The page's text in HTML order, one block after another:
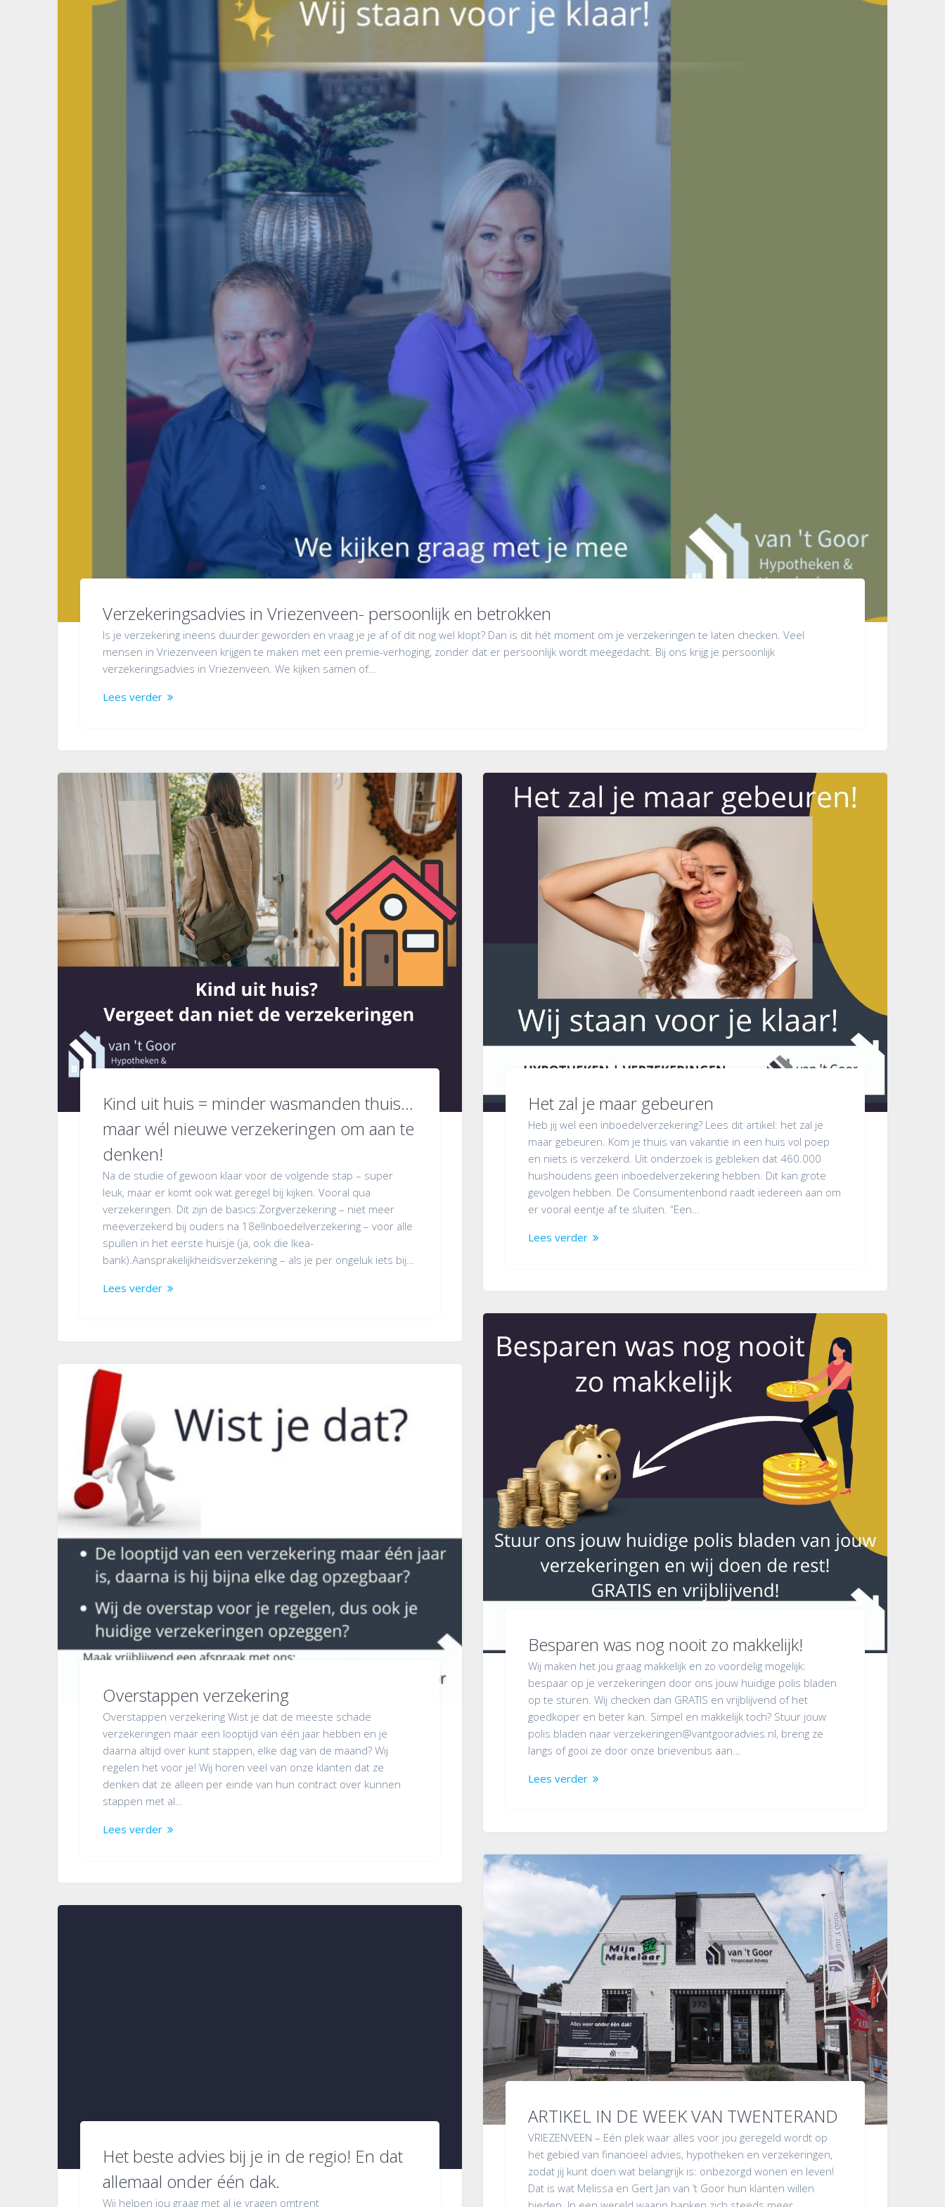
Verzekeringsadvies in Vriezenveen- persoonlijk en betrokken
Is je verzekering ineens duurder geworden en vraag je je af of dit nog wel klopt? Dan is dit hét moment om je verzekeringen te laten checken. Veel
mensen in Vriezenveen krijgen te maken met een premie-verhoging, zonder dat er persoonlijk wordt meegedacht. Bij ons krijg je persoonlijk
verzekeringsadvies in Vriezenveen. We kijken samen of…
Lees verder
Kind uit huis = minder wasmanden thuis…
maar wél nieuwe verzekeringen om aan te
denken!
Na de studie of gewoon klaar voor de volgende stap – super
leuk, maar er komt ook wat geregel bij kijken. Vooral qua
verzekeringen. Dit zijn de basics:Zorgverzekering – niet meer
meeverzekerd bij ouders na 18e!Inboedelverzekering – voor alle
spullen in het eerste huisje (ja, ook die Ikea-
bank).Aansprakelijkheidsverzekering – als je per ongeluk iets bij…
Lees verder
Het zal je maar gebeuren
Heb jij wel een inboedelverzekering? Lees dit artikel: het zal je
maar gebeuren. Kom je thuis van vakantie in een huis vol poep
en niets is verzekerd. Uit onderzoek is gebleken dat 460.000
huishoudens geen inboedelverzekering hebben. Dit kan grote
gevolgen hebben. De Consumentenbond raadt iedereen aan om
er vooral eentje af te sluiten. “Een…
Lees verder
Besparen was nog nooit zo makkelijk!
Wij maken het jou graag makkelijk en zo voordelig mogelijk:
bespaar op je verzekeringen door ons jouw huidige polis bladen
op te sturen. Wij checken dan GRATIS en vrijblijvend of het
goedkoper en beter kan. Simpel en makkelijk toch? Stuur jouw
polis bladen naar verzekeringen@vantgooradvies.nl, breng ze
langs of gooi ze door onze brievenbus aan…
Lees verder
Overstappen verzekering
Overstappen verzekering Wist je dat de meeste schade
verzekeringen maar een looptijd van één jaar hebben en je
daarna altijd over kunt stappen, elke dag van de maand? Wij
regelen het voor je! Wij horen veel van onze klanten dat ze
denken dat ze alleen per einde van hun contract over kunnen
stappen met al…
Lees verder
ARTIKEL IN DE WEEK VAN TWENTERAND
VRIEZENVEEN – Eén plek waar alles voor jou geregeld wordt op
het gebied van financieel advies, hypotheken en verzekeringen,
zodat jij kunt doen wat belangrijk is: onbezorgd wonen en leven!
Dat is wat Melissa en Gert Jan van ’t Goor hun klanten willen
Het beste advies bij je in de regio! En dat
allemaal onder één dak.
Wij helpen jou graag met al je vragen omtrent